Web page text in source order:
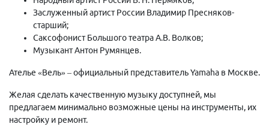
Заслуженный артист России Владимир Пресняков-
старший;
Саксофонист Большого театра А.В. Волков;
Музыкант Антон Румянцев.
Ателье «Вель» – официальный представитель Yamaha в Москве.
Желая сделать качественную музыку доступней, мы
предлагаем минимально возможные цены на инструменты, их
настройку и ремонт.